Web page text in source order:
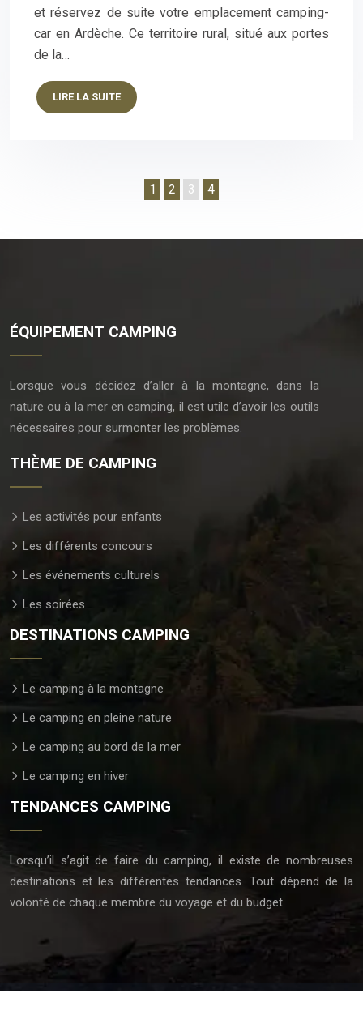
et réservez de suite votre emplacement camping-
car en Ardèche. Ce territoire rural, situé aux portes
de la…
LIRE LA SUITE
1 2 3 4
ÉQUIPEMENT CAMPING
Lorsque vous décidez d’aller à la montagne, dans la
nature ou à la mer en camping, il est utile d’avoir les outils
nécessaires pour surmonter les problèmes.
THÈME DE CAMPING
Les activités pour enfants
Les différents concours
Les événements culturels
Les soirées
DESTINATIONS CAMPING
Le camping à la montagne
Le camping en pleine nature
Le camping au bord de la mer
Le camping en hiver
TENDANCES CAMPING
Lorsqu’il s’agit de faire du camping, il existe de nombreuses
destinations et les différentes tendances. Tout dépend de la
volonté de chaque membre du voyage et du budget.